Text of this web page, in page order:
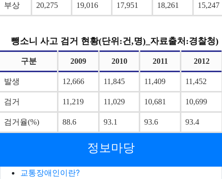
부상 20,275 19,016 17,951 18,261 15,247
뺑소니 사고 검거 현황(단위:건,명)_자료출처:경찰청)
구분 2009 2010 2011 2012
발생 12,666 11,845 11,409 11,452
검거 11,219 11,029 10,681 10,699
검거율(%) 88.6 93.1 93.6 93.4
정보마당
교통장애인이란?